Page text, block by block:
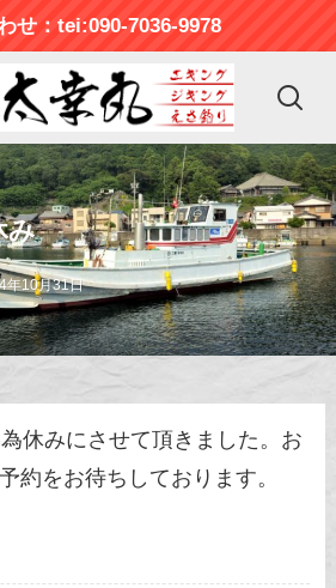
せ：tei:090-7036-9978
み
年10月31日
休みにさせて頂きました。お
約をお待ちしております。